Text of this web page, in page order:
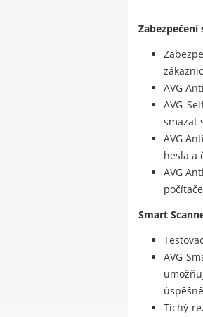
AVG
AVG
smazat
AVG
hesla a
AVG
Smart
AVG
Tichý